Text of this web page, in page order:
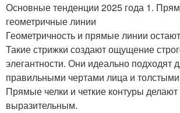
Основные тенденции 2025 года 1.
геометричные линии
Геометричность и прямые линии
Такие стрижки создают ощущение
элегантности. Они идеально подходят
правильными чертами лица и
Прямые челки и четкие контуры
выразительным.